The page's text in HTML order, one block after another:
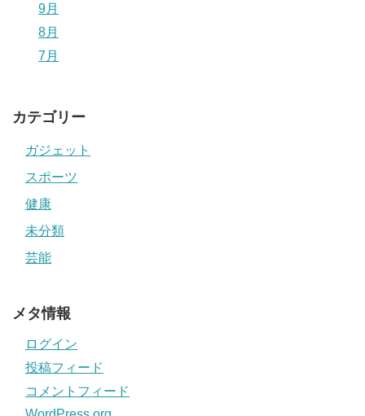
9月
8月
7月
カテゴリー
ガジェット
スポーツ
健康
未分類
芸能
メタ情報
ログイン
投稿フィード
コメントフィード